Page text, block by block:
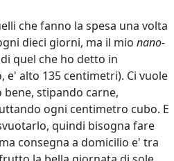
che fanno la spesa una volta
dieci giorni, ma il mio nano-
quel che ho detto in
e' alto 135 centimetri). Ci vuole
stipando carne,
ogni centimetro cubo. E
quindi bisogna fare
consegna a domicilio e' tra